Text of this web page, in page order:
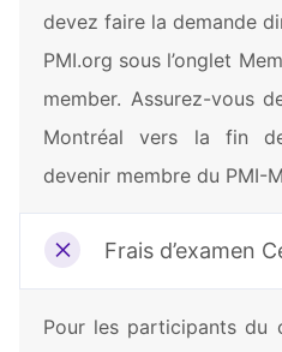
devez faire la demande
PMI.org sous l’onglet
member. Assurez-vous
Montréal vers la fin
devenir membre du PMI-
Frais d’examen
Pour les participants du